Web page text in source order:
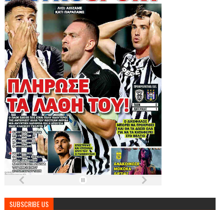
SUBSCRIBE US